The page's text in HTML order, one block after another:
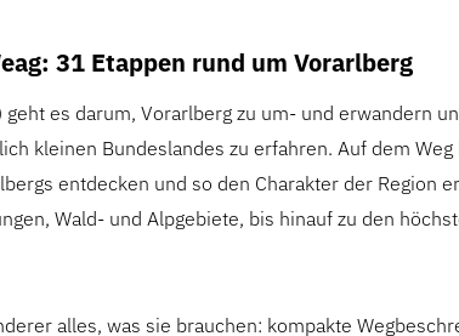
31 Etappen rund um Vorarlberg
geht es darum, Vorarlberg zu um- und erwandern
kleinen Bundeslandes zu erfahren. Auf dem Weg
entdecken und so den Charakter der Region
Wald- und Alpgebiete, bis hinauf zu den
alles, was sie brauchen: kompakte